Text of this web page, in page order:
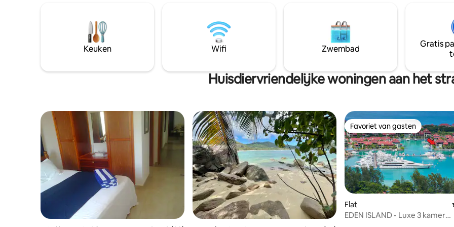
luchthaven. Het eiland Praslin ligt op
slechts 15 minuten met het vliegtuig van
de internationale luchthaven op Mahe en
is goed gelegen om de andere
ligt in een zeer rustige omgeving en het
gebied is gerenoveerd om zijn
snorkelen, grote verscheidenheid aan
prachtige vissen, dolfijnen, stralen en
ervaring. Elk appartement
eigen badkamer, volledig
keuken, 7 meter lang balkon
op de oceaan, airconditioning,
gratis WIFI, tv en gratis
Keuken Wifi Zwembad
Gratis
Huisdiervriendelijke woningen aan het
Favoriet van gasten
Favoriet van gasten
Flat
EDEN ISLAND - Luxe 3 kamer